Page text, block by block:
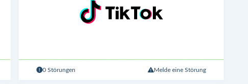
0 Störungen Melde eine Störung